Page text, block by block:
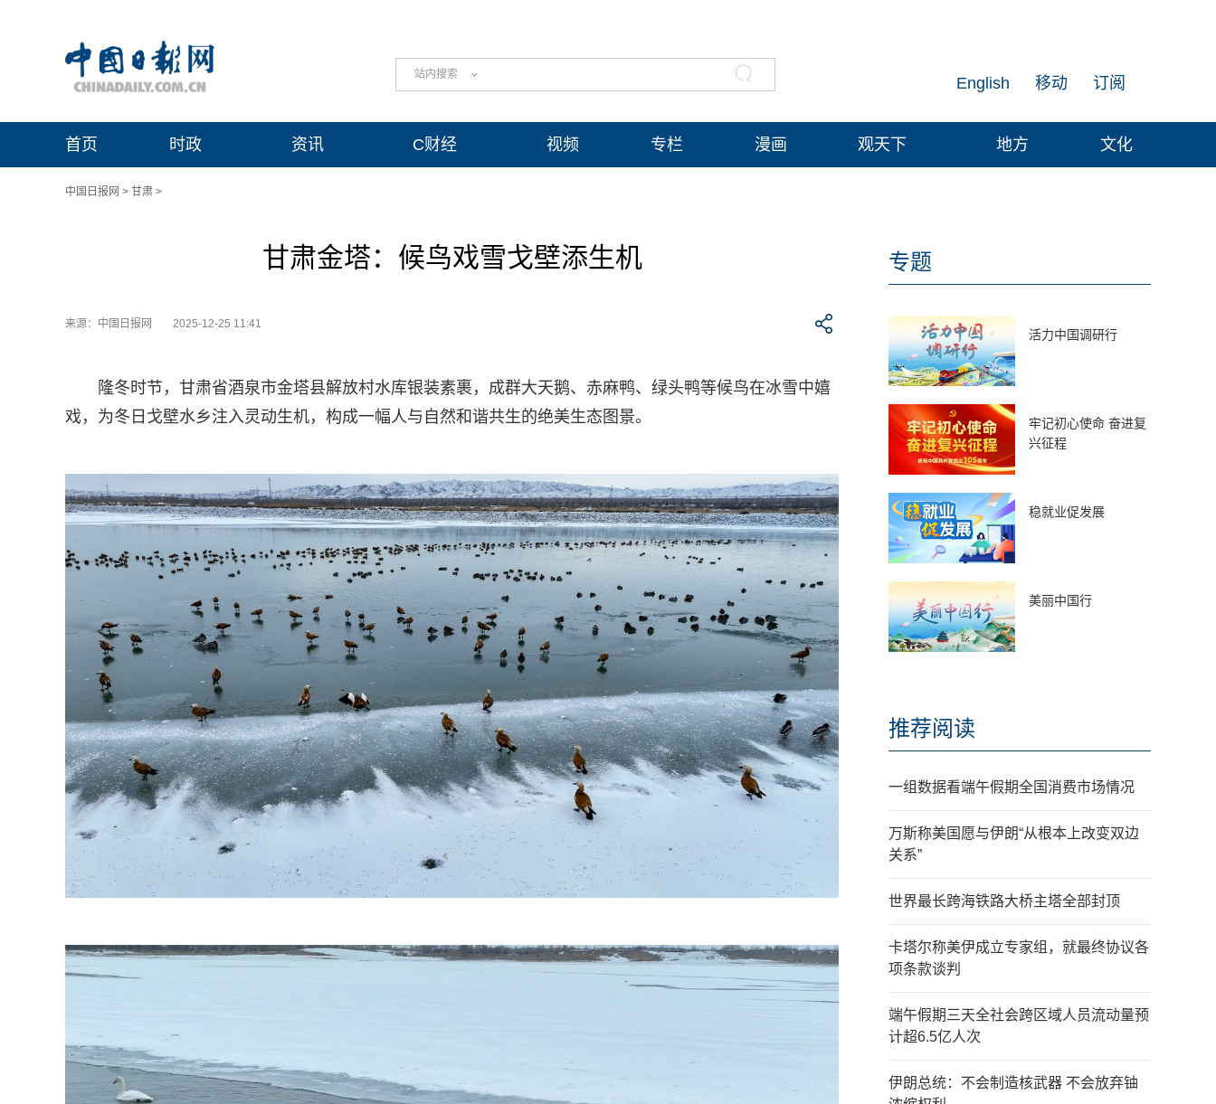
站内搜索 订阅
移动
English
首页 时政 资讯 C财经 视频 专栏 漫画 观天下 地方 文化
中国日报网 > 甘肃 >
甘肃金塔：候鸟戏雪戈壁添生机
来源：中国日报网 2025-12-25 11:41
隆冬时节，甘肃省酒泉市金塔县解放村水库银装素裹，成群大天鹅、赤麻鸭、绿头鸭等候鸟在冰雪中嬉
戏，为冬日戈壁水乡注入灵动生机，构成一幅人与自然和谐共生的绝美生态图景。
专题
活力中国调研行
牢记初心使命 奋进复
兴征程
稳就业促发展
美丽中国行
推荐阅读
一组数据看端午假期全国消费市场情况
万斯称美国愿与伊朗“从根本上改变双边
关系”
世界最长跨海铁路大桥主塔全部封顶
卡塔尔称美伊成立专家组，就最终协议各
项条款谈判
端午假期三天全社会跨区域人员流动量预
计超6.5亿人次
伊朗总统：不会制造核武器 不会放弃铀